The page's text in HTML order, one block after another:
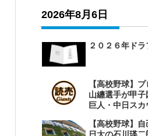
2026年8月6日
２０２６年ド
【高校野球】
山纏選手が甲子
巨人・中日スカ
【高校野球】
日大の石川瑛